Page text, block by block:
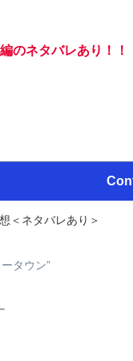
のネタバレあり！！
＜ネタバレあり＞
タウン”